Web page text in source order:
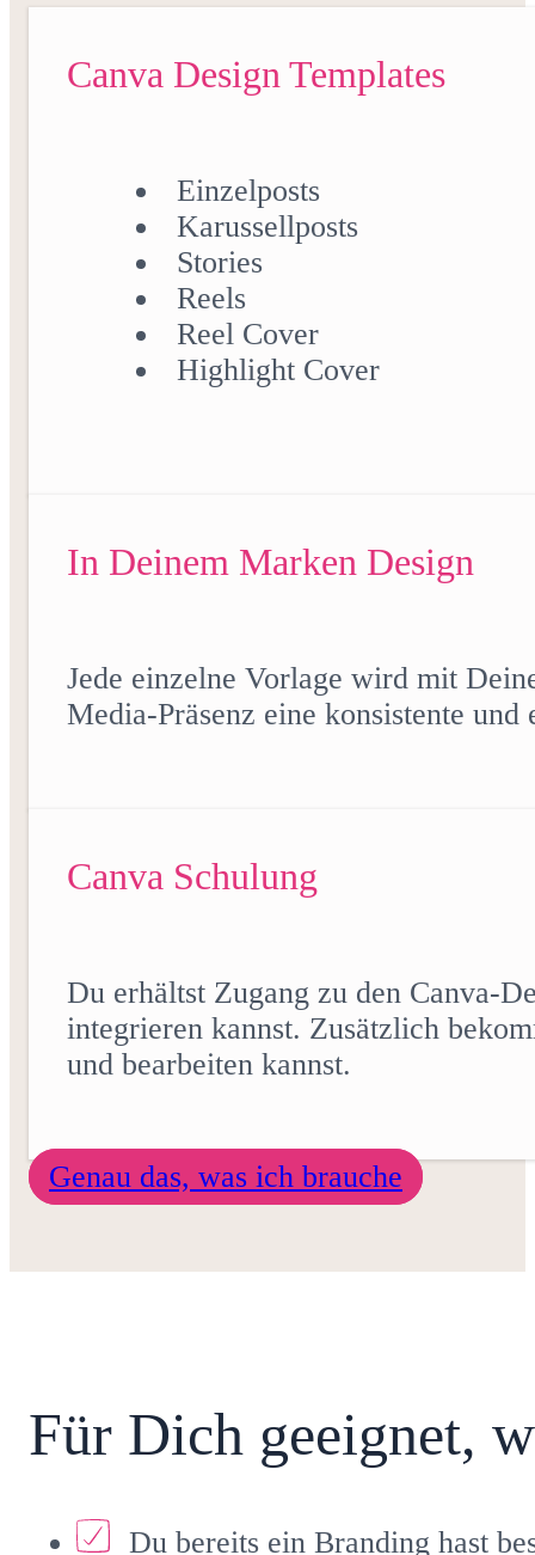
Canva Design Templates
Einzelposts
Karussellposts
Stories
Reels
Reel Cover
Highlight Cover
In Deinem Marken Design
Jede einzelne Vorlage wird mit
Media-Präsenz eine konsistente
Canva Schulung
Du erhältst Zugang zu den Canva-
integrieren kannst. Zusätzlich
und bearbeiten kannst.
Genau das, was ich brauche
Für Dich geeignet,
Du bereits ein Branding hast